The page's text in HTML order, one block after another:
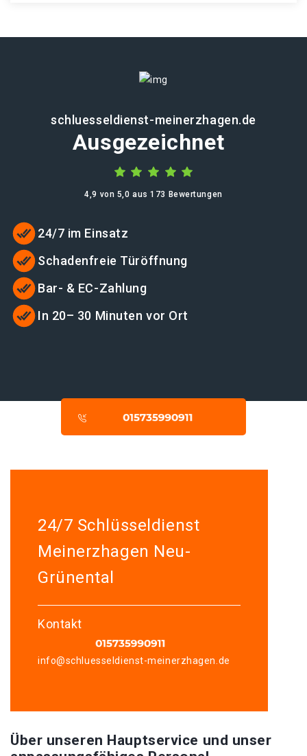
schluesseldienst-meinerzhagen.de
Ausgezeichnet
4,9 von 5,0 aus 173 Bewertungen
24/7 im Einsatz
Schadenfreie Türöffnung
Bar- & EC-Zahlung
In 20– 30 Minuten vor Ort
24/7 Schlüsseldienst
Meinerzhagen Neu-
Grünental
Kontakt
info@schluesseldienst-meinerzhagen.de
Über unseren Hauptservice und unser